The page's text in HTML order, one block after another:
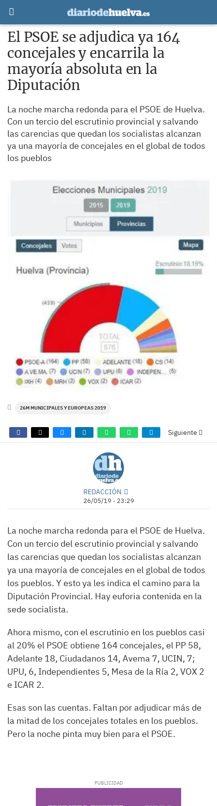
El PSOE se adjudica ya 164
concejales y encarrila la
mayoría absoluta en la
Diputación
La noche marcha redonda para el PSOE de Huelva.
Con un tercio del escrutinio provincial y salvando
las carencias que quedan los socialistas alcanzan
ya una mayoría de concejales en el global de todos
los pueblos
26M MUNICIPALES Y EUROPEAS 2019
Siguiente
REDACCIÓN
26/05/19 - 23:29
La noche marcha redonda para el PSOE de Huelva.
Con un tercio del escrutinio provincial y salvando
las carencias que quedan los socialistas alcanzan
ya una mayoría de concejales en el global de todos
los pueblos. Y esto ya les indica el camino para la
Diputación Provincial. Hay euforia contenida en la
sede socialista.
Ahora mismo, con el escrutinio en los pueblos casi
al 20% el PSOE obtiene 164 concejales, el PP 58,
Adelante 18, Ciudadanos 14, Avema 7, UCIN, 7;
UPU, 6, Independientes 5, Mesa de la Ría 2, VOX 2
e ICAR 2.
Esas son las cuentas. Faltan por adjudicar más de
la mitad de los concejales totales en los pueblos.
Pero la noche pinta muy bien para el PSOE.